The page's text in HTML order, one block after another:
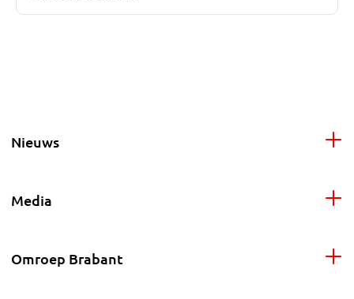
Nieuws
Media
Omroep Brabant